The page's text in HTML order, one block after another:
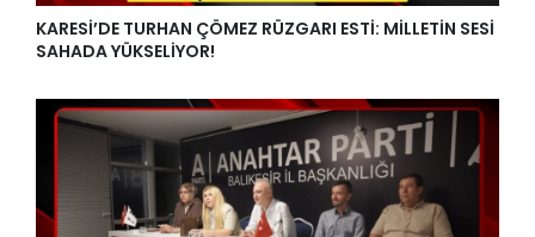
KARESİ’DE TURHAN ÇÖMEZ RÜZGARI ESTİ: MİLLETİN SESİ
SAHADA YÜKSELİYOR!